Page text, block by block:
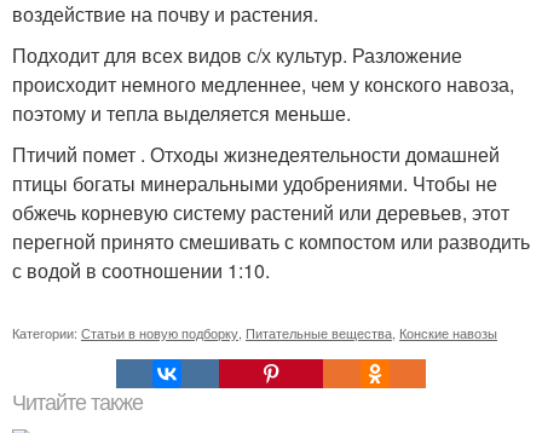
воздействие на почву и растения.
Подходит для всех видов с/х культур. Разложение
происходит немного медленнее, чем у конского навоза,
поэтому и тепла выделяется меньше.
Птичий помет . Отходы жизнедеятельности домашней
птицы богаты минеральными удобрениями. Чтобы не
обжечь корневую систему растений или деревьев, этот
перегной принято смешивать с компостом или разводить
с водой в соотношении 1:10.
Категории: Статьи в новую подборку Питательные вещества Конские навозы
Читайте также